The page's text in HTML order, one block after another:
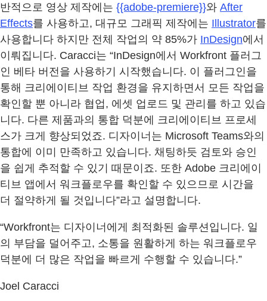
반적으로 영상 제작에는 {{adobe-premiere}}와 After
Effects를 사용하고, 대규모 그래픽 제작에는 Illustrator를
사용합니다 하지만 전체 작업의 약 85%가 InDesign에서
이뤄집니다. Caracci는 “InDesign에서 Workfront 플러그
인 베타 버전을 사용하기 시작했습니다. 이 플러그인을
통해 크리에이티브 작업 환경을 유지하면서 모든 작업을
확인할 뿐 아니라 협업, 에셋 업로드 및 관리를 하고 있습
니다. 다른 제품과의 통합 덕분에 크리에이티브 프로세
스가 크게 향상되었죠. 디자이너는 Microsoft Teams와의
통합에 이미 만족하고 있습니다. 채팅하듯 검토와 승인
을 쉽게 추적할 수 있기 때문이죠. 또한 Adobe 크리에이
티브 앱에서 워크플로우를 확인할 수 있으므로 시간을
더 절약하게 될 것입니다”라고 설명합니다.
“Workfront는 디자이너에게 최적화된 솔루션입니다. 일
의 부담을 덜어주고, 소통을 원활하게 하는 워크플로우
덕분에 더 많은 작업을 빠르게 수행할 수 있습니다.”
Joel Caracci